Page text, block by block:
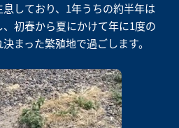
しており、1年うちの約半年は
初春から夏にかけて年に1度の
まった繁殖地で過ごします。